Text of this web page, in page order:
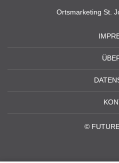
Ortsmarketing St.
©